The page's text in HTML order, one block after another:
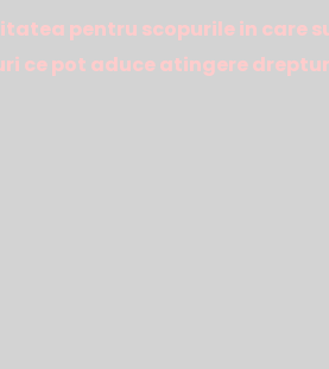
pentru scopurile in
ce pot aduce atingere